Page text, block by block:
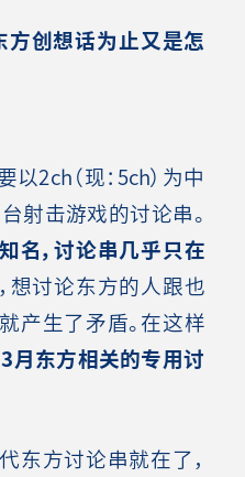
创想话为止又是怎
2ch（现：5ch）为中
射击游戏的讨论串。
名，讨论串几乎只在
想讨论东方的人跟也
产生了矛盾。在这样
月东方相关的专用讨
方讨论串就在了，